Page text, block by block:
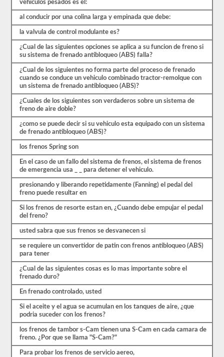
más.
Hay
un
total
examen
frenos
aire,
debe
obtener
80%
(20
25)
para
aprobar
el
examen.
Estas
preguntas
basan
manual
del
conductor
2026
South
Dakota
CDL.
examen
vehiculos pesados es el:
al conducir por una colina larga y empinada que debe:
la valvula de control modulante es?
¿Cual de las siguientes opciones se aplica a su funcion de freno si
su sistema de frenado antibloqueo (ABS) falla?
¿Cual de los siguientes no forma parte del proceso de frenado
cuando se conduce un vehiculo combinado tractor-remolque con
un sistema de frenado antibloqueo (ABS)?
¿Cuales de los siguientes son verdaderos sobre un sistema de
freno de aire doble?
¿como se puede decir si su vehiculo esta equipado con un sistema
de frenado antibloqueo (ABS)?
los frenos Spring son
En el caso de un fallo del sistema de frenos, el sistema de frenos
de emergencia usa _ _ para detener el vehiculo.
presionando y liberando repetidamente (Fanning) el pedal del
freno puede resultar en
Si los frenos de resorte estan en, ¿Cuando debe empujar el pedal
del freno?
usted sabra que sus frenos se desvanecen si
se requiere un convertidor de patin con frenos antibloqueo (ABS)
para tener
¿Cual de las siguientes cosas es lo mas importante sobre el
frenado duro?
En frenado controlado, usted
Si el aceite y el agua se acumulan en los tanques de aire, ¿que
podria suceder con los frenos?
los frenos de tambor s-Cam tienen una S-Cam en cada camara de
freno. ¿Por que se llama "S-Cam?"
Para probar los frenos de servicio aereo,